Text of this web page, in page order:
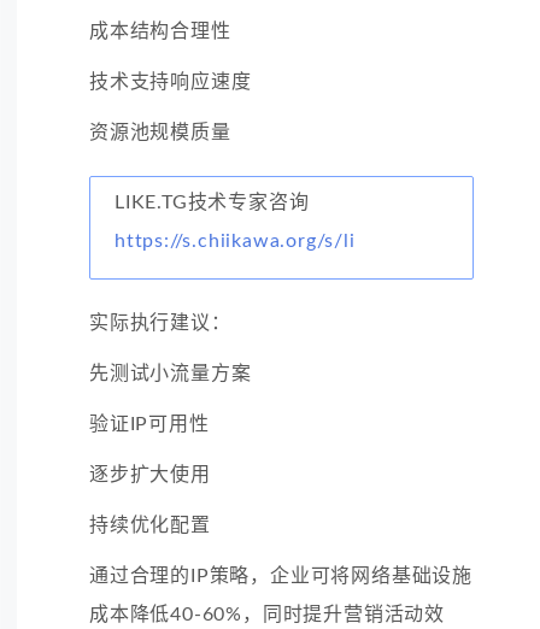
成本结构合理性
技术支持响应速度
资源池规模质量
LIKE.TG技术专家咨询
https://s.chiikawa.org/s/li
实际执行建议：
先测试小流量方案
验证IP可用性
逐步扩大使用
持续优化配置
通过合理的IP策略，企业可将网络基础设施
成本降低40-60%，同时提升营销活动效